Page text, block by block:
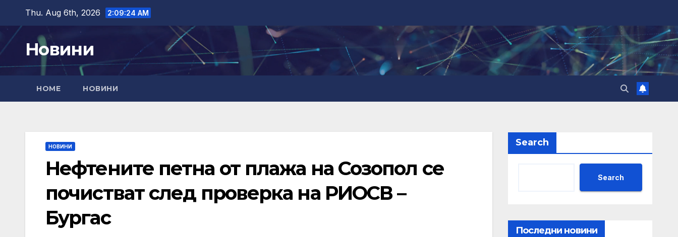
content
Thu. Aug 6th, 2026 2:09:25 AM
Новини
HOME НОВИНИ
НОВИНИ
Нефтените петна от плажа на Созопол се
почистват след проверка на РИОСВ –
Бургас
Search
Search
Последни новини